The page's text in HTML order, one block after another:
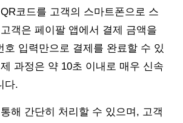
코드를 고객의 스마트폰으로 스
객은 페이팔 앱에서 결제 금액을
호 입력만으로 결제를 완료할 수 있
과정은 약 10초 이내로 매우 신속
다.
해 간단히 처리할 수 있으며, 고객